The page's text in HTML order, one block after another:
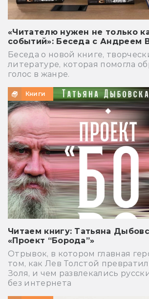
«Читателю нужен не только
событий»: Беседа с Андреем
Беседа о новой книге,
литературе, которая помогла
голос в жанре.
Книги
Читаем книгу: Татьяна
«Проект “Борода”»
Отрывок, в котором главная
том, как Лев Толстой
Золя, и чем развлекались
без интернета